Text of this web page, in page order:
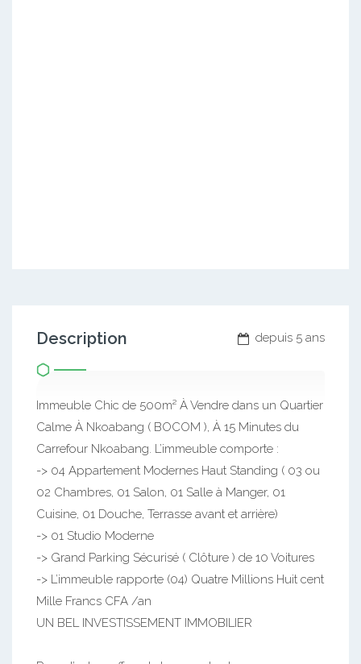
depuis 5 ans
Description
Immeuble Chic de 500m² À Vendre dans un Quartier
Calme À Nkoabang ( BOCOM ), À 15 Minutes du
Carrefour Nkoabang. L’immeuble comporte :
-> 04 Appartement Modernes Haut Standing ( 03 ou
02 Chambres, 01 Salon, 01 Salle à Manger, 01
Cuisine, 01 Douche, Terrasse avant et arrière)
-> 01 Studio Moderne
-> Grand Parking Sécurisé ( Clôture ) de 10 Voitures
-> L’immeuble rapporte (04) Quatre Millions Huit cent
Mille Francs CFA /an
UN BEL INVESTISSEMENT IMMOBILIER